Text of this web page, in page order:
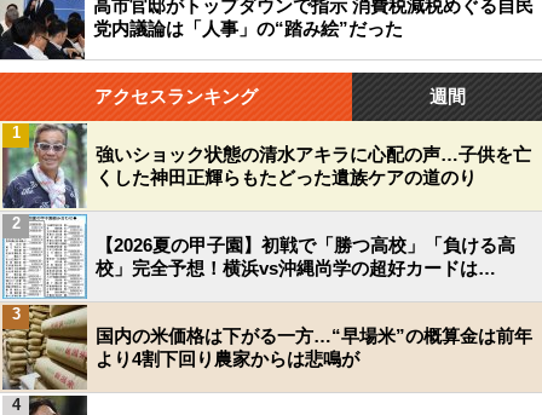
高市官邸がトップダウンで指示 消費税減税めぐる自民
党内議論は「人事」の“踏み絵”だった
アクセスランキング 週間
強いショック状態の清水アキラに心配の声…子供を亡
くした神田正輝らもたどった遺族ケアの道のり
1
【2026夏の甲子園】初戦で「勝つ高校」「負ける高
校」完全予想！横浜vs沖縄尚学の超好カードは…
2
国内の米価格は下がる一方…“早場米”の概算金は前年
より4割下回り農家からは悲鳴が
3
4